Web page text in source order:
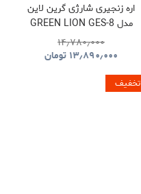
اره زنجیری شارژی گرین لاین
مدل GREEN LION GES-8
BRUSHLESS CORDLESS
CHAINSAW GNOCSWTLGN
۱۴٫۷۸۰٫۰۰۰
۱۳٫۸۹۰٫۰۰۰ تومان
تخفیف